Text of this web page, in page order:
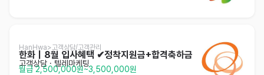
HanHwa>고객상담/고객관리
한화｜8월 입사혜택 ✔정착지원금+합격축하금
고객상담 · 텔레마케팅
월급 2,500,000원~3,500,000원